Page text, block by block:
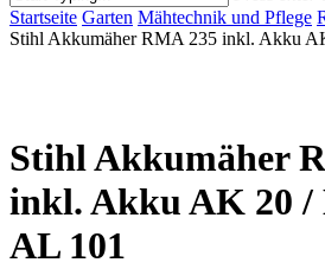
Close
Search
Startseite Garten Mähtechnik und Pflege
Stihl Akkumäher RMA 235 inkl. Akku
Stihl Akkumäher
inkl. Akku AK 20 /
AL 101